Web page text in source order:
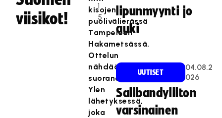
viisikot!
1
5
kisojen
puolivälierässä
Tampereen
Hakametsässä.
Ottelun
nähdään
suorana
Ylen
lähetyksessä,
joka
lipunmyynti jo
auki
UUTISET
04.08.2
026
Salibandyliiton
varsinainen